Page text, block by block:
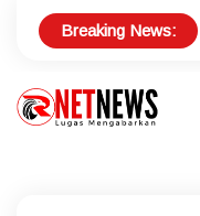
Breaking News:
Atlet Tenis